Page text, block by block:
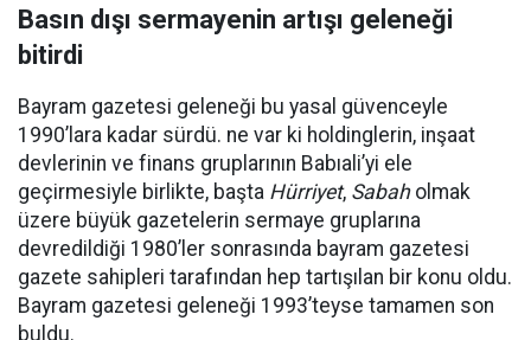
Basın dışı sermayenin artışı geleneği
bitirdi
Bayram gazetesi geleneği bu yasal güvenceyle
1990’lara kadar sürdü. ne var ki holdinglerin, inşaat
devlerinin ve finans gruplarının Babıali’yi ele
geçirmesiyle birlikte, başta Hürriyet, Sabaholmak
üzere büyük gazetelerin sermaye gruplarına
devredildiği 1980’ler sonrasında bayram gazetesi
gazete sahipleri tarafından hep tartışılan bir konu oldu.
Bayram gazetesi geleneği 1993’teyse tamamen son
buldu.